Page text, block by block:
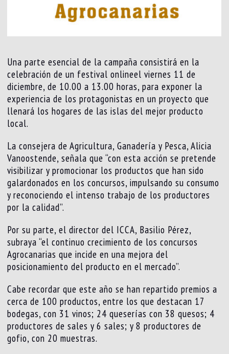
Una parte esencial de la campaña consistirá en la
celebración de un festival onlineel viernes 11 de
diciembre, de 10.00 a 13.00 horas, para exponer la
experiencia de los protagonistas en un proyecto que
llenará los hogares de las islas del mejor producto
local.
La consejera de Agricultura, Ganadería y Pesca, Alicia
Vanoostende, señala que “con esta acción se pretende
visibilizar y promocionar los productos que han sido
galardonados en los concursos, impulsando su consumo
y reconociendo el intenso trabajo de los productores
por la calidad”.
Por su parte, el director del ICCA, Basilio Pérez,
subraya “el continuo crecimiento de los concursos
Agrocanarias que incide en una mejora del
posicionamiento del producto en el mercado”.
Cabe recordar que este año se han repartido premios a
cerca de 100 productos, entre los que destacan 17
bodegas, con 31 vinos; 24 queserías con 38 quesos; 4
productores de sales y 6 sales; y 8 productores de
gofio, con 20 muestras.